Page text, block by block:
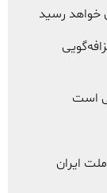
خواهد رسید
است
ایران